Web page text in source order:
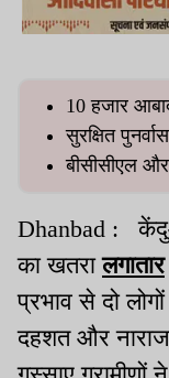
10 हजार
सुरक्षित
बीसीसीएल
Dhanbad :
का खतरालगातार
प्रभाव से दो
दहशत और